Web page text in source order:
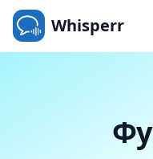
Whisperr